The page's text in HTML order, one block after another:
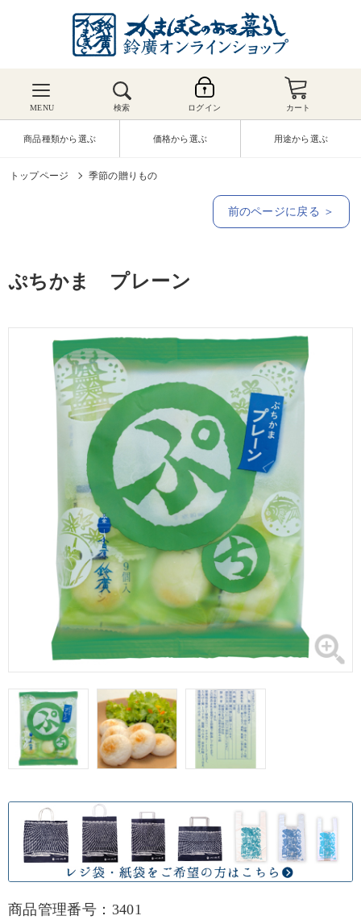
MENU 検索 ログイン カート
商品種類から選ぶ 価格から選ぶ 用途から選ぶ
トップページ 季節の贈りもの
前のページに戻る ＞
ぷちかま プレーン
商品管理番号：3401